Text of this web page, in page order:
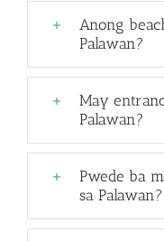
Anong
Palawan?
May
Palawan?
Pwede ba
sa Palawan?